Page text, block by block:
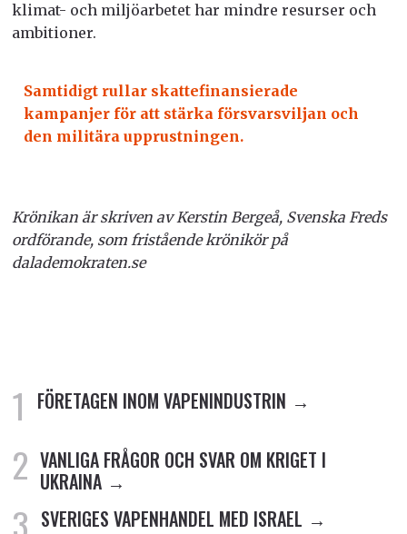
klimat- och miljöarbetet har mindre resurser och
ambitioner.
Samtidigt rullar skattefinansierade
kampanjer för att stärka försvarsviljan och
den militära upprustningen.
Krönikan är skriven av Kerstin Bergeå, Svenska Freds
ordförande, som fristående krönikör på
dalademokraten.se
FÖRETAGEN INOM VAPENINDUSTRIN
VANLIGA FRÅGOR OCH SVAR OM KRIGET I
UKRAINA
SVERIGES VAPENHANDEL MED ISRAEL